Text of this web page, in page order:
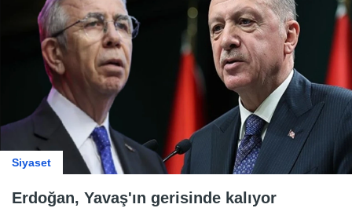
Siyaset
Erdoğan, Yavaş'ın gerisinde kalıyor